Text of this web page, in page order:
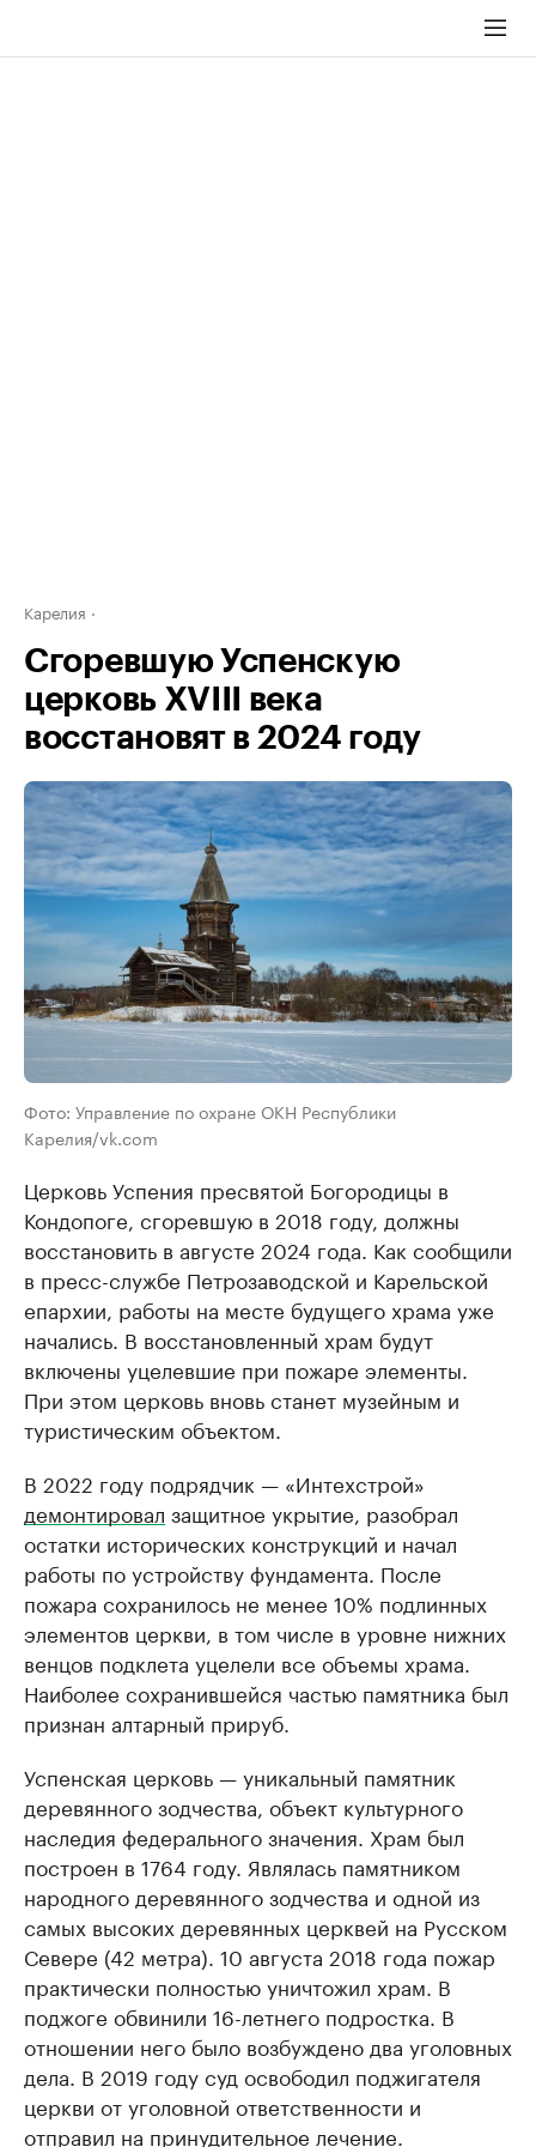
Карелия
Cгоревшую Успенскую
церковь XVIII века
восстановят в 2024 году
Фото: Управление по охране ОКН Республики
Карелия/vk.com
Церковь Успения пресвятой Богородицы в
Кондопоге, сгоревшую в 2018 году, должны
восстановить в августе 2024 года. Как сообщили
в пресс-службе Петрозаводской и Карельской
епархии, работы на месте будущего храма уже
начались. В восстановленный храм будут
включены уцелевшие при пожаре элементы.
При этом церковь вновь станет музейным и
туристическим объектом.
В 2022 году подрядчик — «Интехстрой»
демонтировал защитное укрытие, разобрал
остатки исторических конструкций и начал
работы по устройству фундамента. После
пожара сохранилось не менее 10% подлинных
элементов церкви, в том числе в уровне нижних
венцов подклета уцелели все объемы храма.
Наиболее сохранившейся частью памятника был
признан алтарный прируб.
Успенская церковь — уникальный памятник
деревянного зодчества, объект культурного
наследия федерального значения. Храм был
построен в 1764 году. Являлась памятником
народного деревянного зодчества и одной из
самых высоких деревянных церквей на Русском
Севере (42 метра). 10 августа 2018 года пожар
практически полностью уничтожил храм. В
поджоге обвинили 16-летнего подростка. В
отношении него было возбуждено два уголовных
дела. В 2019 году суд освободил поджигателя
церкви от уголовной ответственности и
отправил на принудительное лечение.